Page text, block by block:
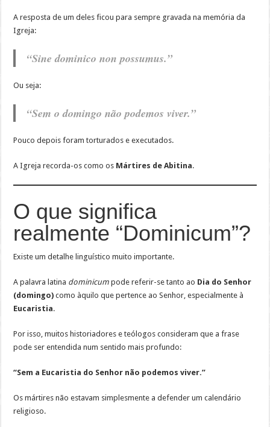
A resposta de um deles ficou para sempre gravada na memória da
Igreja:
“Sine dominico non possumus.”
Ou seja:
“Sem o domingo não podemos viver.”
Pouco depois foram torturados e executados.
A Igreja recorda-os como os Mártires de Abitina.
O que significa
realmente “Dominicum”?
Existe um detalhe linguístico muito importante.
A palavra latina dominicum pode referir-se tanto ao Dia do Senhor
(domingo) como àquilo que pertence ao Senhor, especialmente à
Eucaristia.
Por isso, muitos historiadores e teólogos consideram que a frase
pode ser entendida num sentido mais profundo:
“Sem a Eucaristia do Senhor não podemos viver.”
Os mártires não estavam simplesmente a defender um calendário
religioso.